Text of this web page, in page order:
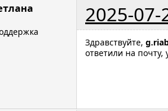
2025-07-
Здравствуйте,
ответили на